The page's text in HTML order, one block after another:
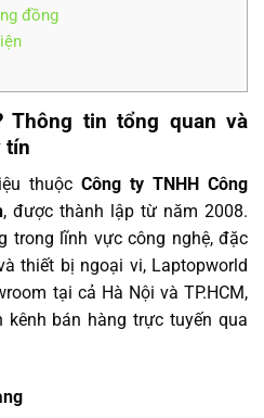
đồng
Thông tin tổng quan và
tín
thuộc Công ty TNHH Công
, được thành lập từ năm 2008.
trong lĩnh vực công nghệ, đặc
thiết bị ngoại vi, Laptopworld
tại cả Hà Nội và TP.HCM,
bán hàng trực tuyến qua